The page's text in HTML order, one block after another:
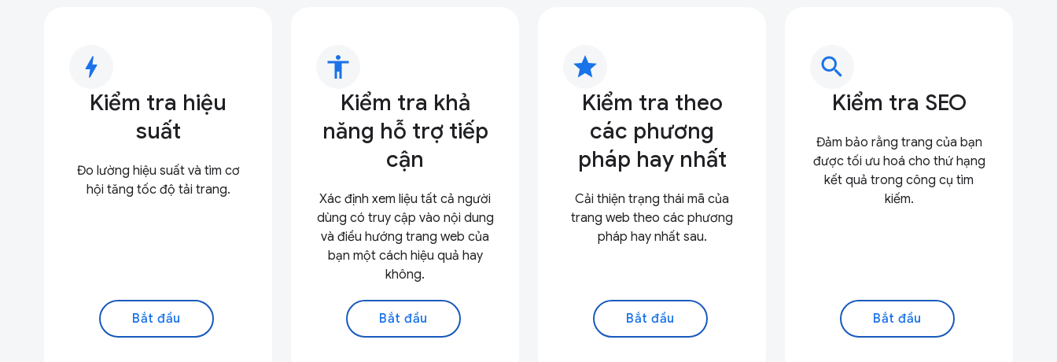
bolt
Kiểm tra hiệu
suất
Đo lường hiệu suất và tìm cơ
hội tăng tốc độ tải trang.
Bắt đầu
accessibility
Kiểm tra khả
năng hỗ trợ tiếp
cận
Xác định xem liệu tất cả người
dùng có truy cập vào nội dung
và điều hướng trang web của
bạn một cách hiệu quả hay
không.
Bắt đầu
star
Kiểm tra theo
các phương
pháp hay nhất
Cải thiện trạng thái mã của
trang web theo các phương
pháp hay nhất sau.
Bắt đầu
search
Kiểm tra SEO
Đảm bảo rằng trang của bạn
được tối ưu hoá cho thứ hạng
kết quả trong công cụ tìm
kiếm.
Bắt đầu